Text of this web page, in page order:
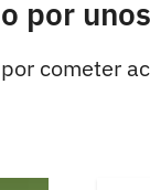
por
cometer